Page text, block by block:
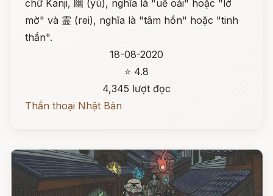
chữ Kanji, 幽 (yū), nghĩa là "uể oải" hoặc "lờ
mờ" và 霊 (rei), nghĩa là "tâm hồn" hoặc "tinh
thần".
18-08-2020
⭐ 4.8
4,345 lượt đọc
Thần thoại Nhật Bản